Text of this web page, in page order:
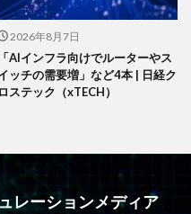
2026年8月7日
「AIインフラ向けでルーターやス
ッチの需要増」など4本 | 日経ク
ロステック（xTECH）
レーションメディア